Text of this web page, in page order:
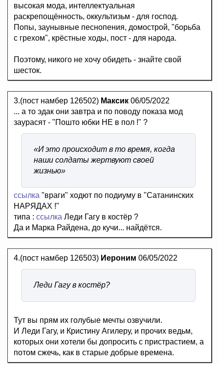
высокая мода, интеллектуальная
раскрепощённость, оккультизьм - для господ.
Попы, заунывные песнопения, домострой, "борьба
с грехом", крёстные ходы, пост - для народа.
Поэтому, никого не хочу обидеть - знайте свой
шесток.
3.(пост намбер 126502) Максик 06/05/2022
... а то эдак они завтра и по поводу показа мод
заурасят - "Пошто юбки НЕ в пол !" ?
«И это происходит в то время, когда
наши солдаты жертвуют своей
жизнью»
ссылка "враги" ходют по подиуму в "Сатанинских
НАРЯДАХ !"
типа : ссылка Леди Гагу в костёр ?
Да и Марка Райдена, до кучи... найдётся.
4.(пост намбер 126503) Иероним 06/05/2022
Леди Гагу в костёр?
Тут вы прям их голубые мечты озвучили.
И Леди Гагу, и Кристину Агилеру, и прочих ведьм,
которых они хотели бы допросить с пристрастием, а
потом сжечь, как в старые добрые времена.